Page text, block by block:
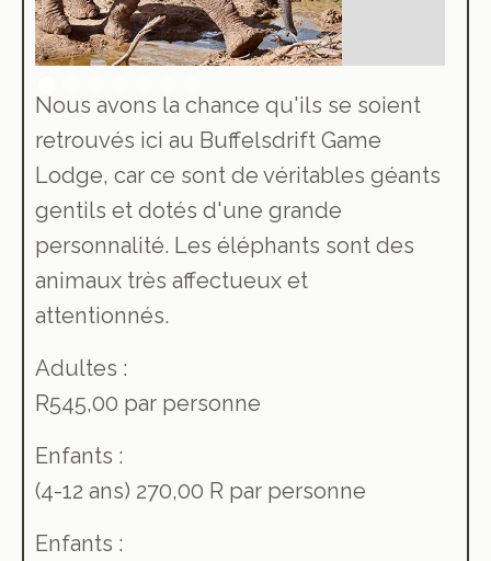
Nous avons la chance qu'ils se soient
retrouvés ici au Buffelsdrift Game
Lodge, car ce sont de véritables géants
gentils et dotés d'une grande
personnalité. Les éléphants sont des
animaux très affectueux et
attentionnés.
Adultes :
R545,00 par personne
Enfants :
(4-12 ans) 270,00 R par personne
Enfants :